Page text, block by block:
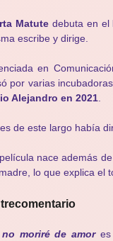
Matutedebuta en el
escribe y dirige.
en
por varias
Alejandro en 2021
de este largo había
nace además
lo que explica el
no moriré de amores